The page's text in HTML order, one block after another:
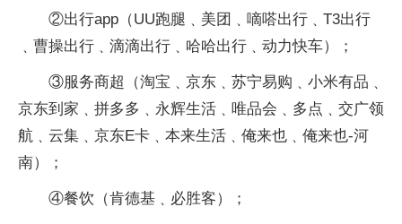
②出行app（UU跑腿﹑美团﹑嘀嗒出行﹑T3出行
﹑曹操出行﹑滴滴出行﹑哈哈出行﹑动力快车）；
③服务商超（淘宝﹑京东﹑苏宁易购﹑小米有品﹑
京东到家﹑拼多多﹑永辉生活﹑唯品会﹑多点﹑交广领
航﹑云集﹑京东E卡﹑本来生活﹑俺来也﹑俺来也-河
南）；
④餐饮（肯德基﹑必胜客）；